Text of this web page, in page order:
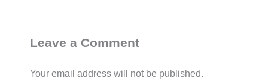
Leave a Comment
Your email address will not be published.